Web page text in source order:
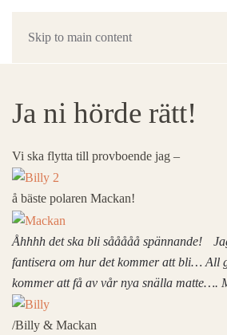
Skip to main content
Ja ni hörde rätt!
Vi ska flytta till provboende jag –
å bäste polaren Mackan!
Åhhhh det ska bli sååååå spännande!
fantisera om hur det kommer att bli… All
kommer att få av vår nya snälla matte….
/Billy & Mackan